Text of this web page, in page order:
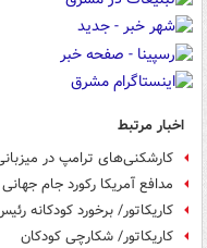
اخبار مرتبط
کارشکنی‌های ترامپ در
مدافع آمریکا رکورد جام جهانی
کاریکاتور/ برخورد کودکانه رئیس جمهور ۸۰ ساله آمریکا
کاریکاتور/ شکارچی کودکان